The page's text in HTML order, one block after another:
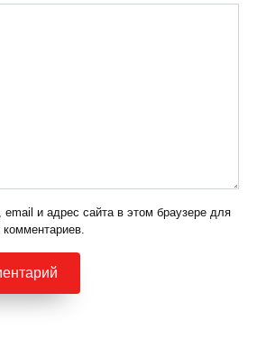
и адрес сайта в этом браузере для